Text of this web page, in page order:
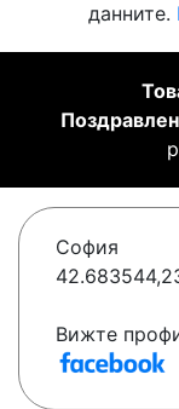
данните.
София
Вижте